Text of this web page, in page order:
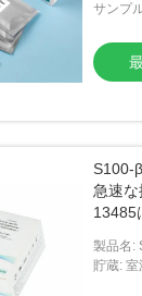
ット
サンプ
S100-
急速
13485
製品名:
貯蔵: 室